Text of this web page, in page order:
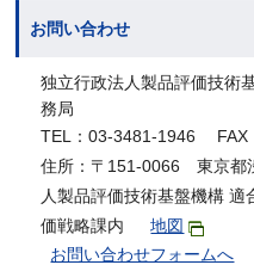
お問い合わせ
独立行政法人製品評価技
務局
TEL：03-3481-1946 FAX
住所：〒151-0066 東京都
人製品評価技術基盤機構
価戦略課内
地図
お問い合わせフォームへ